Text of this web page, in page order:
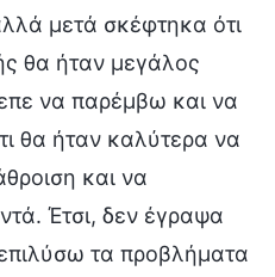
μετά σκέφτηκα ότι
θα ήταν μεγάλος
να παρέμβω και να
θα ήταν καλύτερα να
και να
Έτσι, δεν έγραψα
τα προβλήματα